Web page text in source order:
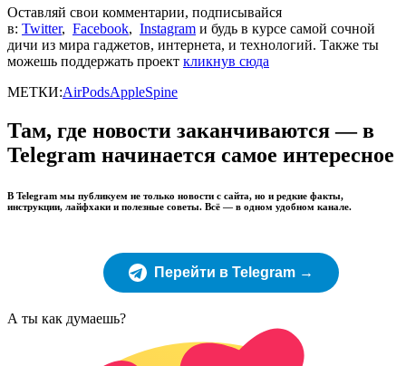
Оставляй свои комментарии, подписывайся
в: Twitter, Facebook, Instagram и будь в курсе самой сочной
дичи из мира гаджетов, интернета, и технологий. Также ты
можешь поддержать проект кликнув сюда
МЕТКИ:AirPodsAppleSpine
Там, где новости заканчиваются — в
Telegram начинается самое интересное
В Telegram мы публикуем не только новости с сайта, но и редкие факты,
инструкции, лайфхаки и полезные советы. Всё — в одном удобном канале.
Перейти в Telegram →
А ты как думаешь?